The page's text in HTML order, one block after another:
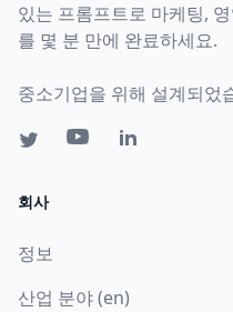
있는 프롬프트로 마케팅,
를 몇 분 만에 완료하세요.
중소기업을 위해 설계되었
회사
정보
산업 분야 (en)